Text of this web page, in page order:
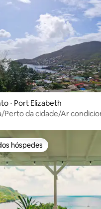
⋅ Port Elizabeth
Perto da cidade/Ar
hóspedes
hóspedes